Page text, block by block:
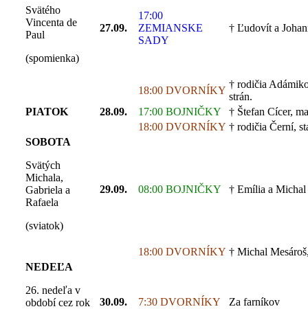
Svätého
Vincenta de
Paul
(spomienka)
27.09.
17:00
ZEMIANSKE
SADY
† Ľudovít a
18:00 DVORNÍKY
† rodičia
strán.
PIATOK
28.09. 17:00 BOJNIČKY
† Štefan Cícer,
18:00 DVORNÍKY † rodičia Černí,
SOBOTA
Svätých
Michala,
Gabriela a
Rafaela
(sviatok)
29.09. 08:00 BOJNIČKY † Emília a
18:00 DVORNÍKY † Michal
NEDEĽA
26. nedeľa v
období cez rok
30.09. 7:30 DVORNÍKY Za farníkov